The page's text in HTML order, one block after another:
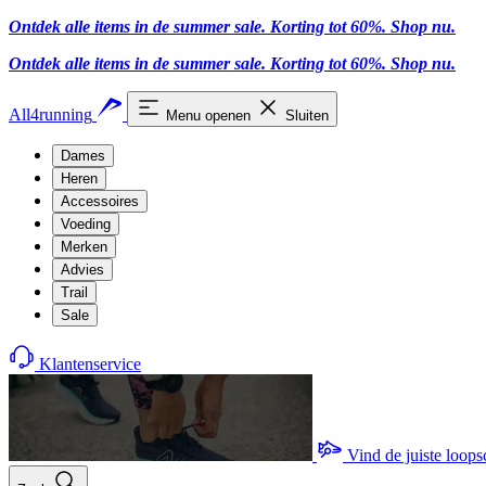
Ontdek alle items in de summer sale. Korting tot 60%. Shop nu.
Ontdek alle items in de summer sale. Korting tot 60%. Shop nu.
All4running Menu openen Sluiten
Dames
Heren
Accessoires
Voeding
Merken
Advies
Trail
Sale
Klantenservice
Vind de juiste